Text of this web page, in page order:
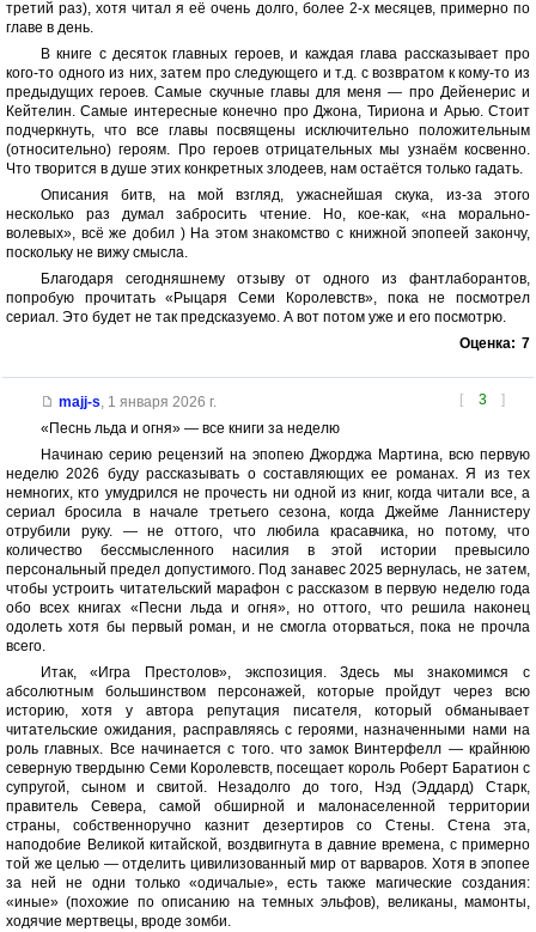
третий раз), хотя читал я её очень долго, более 2-х месяцев, примерно по
главе в день.
В книге с десяток главных героев, и каждая глава рассказывает про
кого-то одного из них, затем про следующего и т.д. с возвратом к кому-то из
предыдущих героев. Самые скучные главы для меня — про Дейенерис и
Кейтелин. Самые интересные конечно про Джона, Тириона и Арью. Стоит
подчеркнуть, что все главы посвящены исключительно положительным
(относительно) героям. Про героев отрицательных мы узнаём косвенно.
Что творится в душе этих конкретных злодеев, нам остаётся только гадать.
Описания битв, на мой взгляд, ужаснейшая скука, из-за этого
несколько раз думал забросить чтение. Но, кое-как, «на морально-
волевых», всё же добил ) На этом знакомство с книжной эпопеей закончу,
поскольку не вижу смысла.
Благодаря сегодняшнему отзыву от одного из фантлаборантов,
попробую прочитать «Рыцаря Семи Королевств», пока не посмотрел
сериал. Это будет не так предсказуемо. А вот потом уже и его посмотрю.
Оценка: 7
[ 3 ]
majj-s, 1 января 2026 г.
«Песнь льда и огня» — все книги за неделю
Начинаю серию рецензий на эпопею Джорджа Мартина, всю первую
неделю 2026 буду рассказывать о составляющих ее романах. Я из тех
немногих, кто умудрился не прочесть ни одной из книг, когда читали все, а
сериал бросила в начале третьего сезона, когда Джейме Ланнистеру
отрубили руку. — не оттого, что любила красавчика, но потому, что
количество бессмысленного насилия в этой истории превысило
персональный предел допустимого. Под занавес 2025 вернулась, не затем,
чтобы устроить читательский марафон с рассказом в первую неделю года
обо всех книгах «Песни льда и огня», но оттого, что решила наконец
одолеть хотя бы первый роман, и не смогла оторваться, пока не прочла
всего.
Итак, «Игра Престолов», экспозиция. Здесь мы знакомимся с
абсолютным большинством персонажей, которые пройдут через всю
историю, хотя у автора репутация писателя, который обманывает
читательские ожидания, расправляясь с героями, назначенными нами на
роль главных. Все начинается с того. что замок Винтерфелл — крайнюю
северную твердыню Семи Королевств, посещает король Роберт Баратион с
супругой, сыном и свитой. Незадолго до того, Нэд (Эддард) Старк,
правитель Севера, самой обширной и малонаселенной территории
страны, собственноручно казнит дезертиров со Стены. Стена эта,
наподобие Великой китайской, воздвигнута в давние времена, с примерно
той же целью — отделить цивилизованный мир от варваров. Хотя в эпопее
за ней не одни только «одичалые», есть также магические создания:
«иные» (похожие по описанию на темных эльфов), великаны, мамонты,
ходячие мертвецы, вроде зомби.